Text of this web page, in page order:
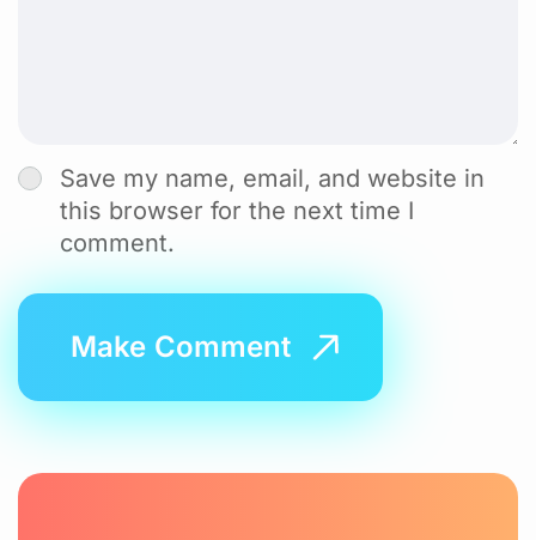
Save my name, email, and website in
this browser for the next time I
comment.